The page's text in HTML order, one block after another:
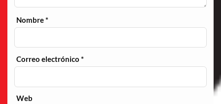
Nombre*
Correo electrónico*
Web